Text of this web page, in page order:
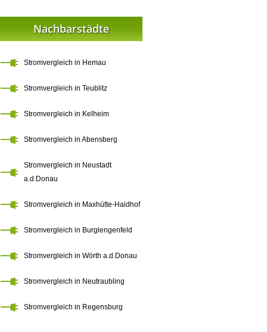
Nachbarstädte
Stromvergleich in Hemau
Stromvergleich in Teublitz
Stromvergleich in Kelheim
Stromvergleich in Abensberg
Stromvergleich in Neustadt
a.d.Donau
Stromvergleich in Maxhütte-Haidhof
Stromvergleich in Burglengenfeld
Stromvergleich in Wörth a.d.Donau
Stromvergleich in Neutraubling
Stromvergleich in Regensburg